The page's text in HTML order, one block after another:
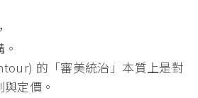
的「審美統治」本質上是對
定價。